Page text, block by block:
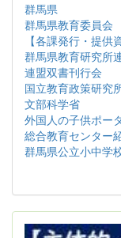
群馬県
群馬県教育委員会
【各課発行・提供
群馬県教育研究所
連盟双書刊行会
国立教育政策研究
文部科学省
外国人の子供ポー
総合教育センター
群馬県公立小中学